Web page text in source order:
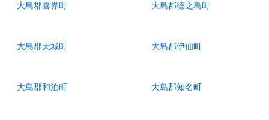
大島郡喜界町 大島郡徳之島町
大島郡天城町 大島郡伊仙町
大島郡和泊町 大島郡知名町